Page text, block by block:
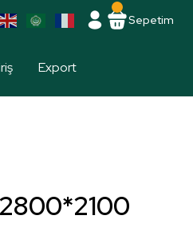
Sepetim
Export